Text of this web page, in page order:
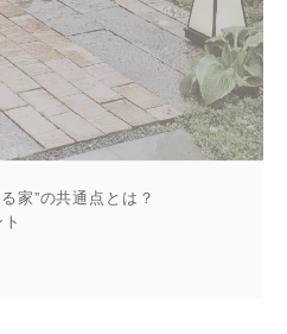
家”の共通点とは？